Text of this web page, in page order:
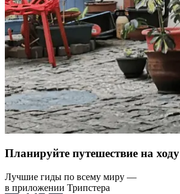
Планируйте путешествие на ходу
Лучшие гиды по всему миру —
в приложении Трипстера